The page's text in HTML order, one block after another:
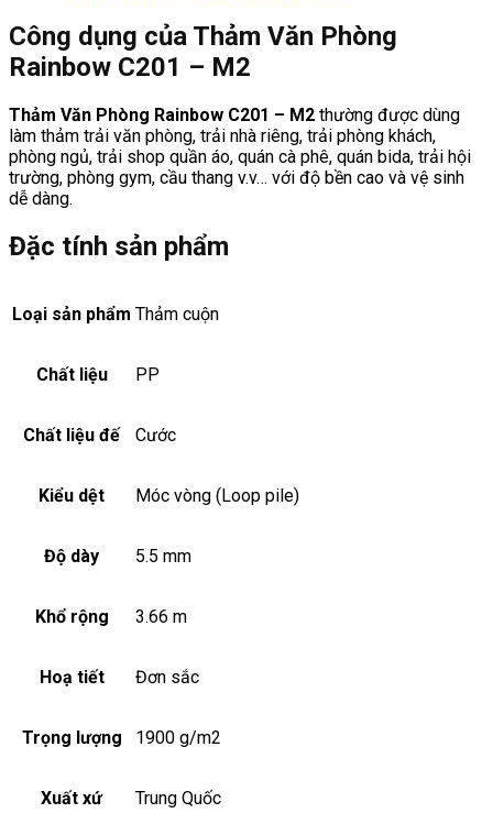
Công dụng của Thảm Văn Phòng
Rainbow C201 – M2
Thảm Văn Phòng Rainbow C201 – M2 thường được dùng
làm thảm trải văn phòng, trải nhà riêng, trải phòng khách,
phòng ngủ, trải shop quần áo, quán cà phê, quán bida, trải hội
trường, phòng gym, cầu thang v.v… với độ bền cao và vệ sinh
dễ dàng.
Đặc tính sản phẩm
Loại sản phẩm Thảm cuộn
Chất liệu PP
Chất liệu đế Cước
Kiểu dệt Móc vòng (Loop pile)
Độ dày 5.5 mm
Khổ rộng 3.66 m
Hoạ tiết Đơn sắc
Trọng lượng 1900 g/m2
Xuất xứ Trung Quốc